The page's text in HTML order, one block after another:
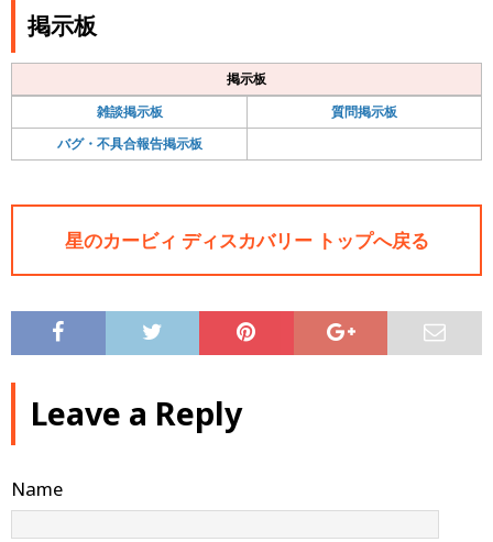
掲示板
掲示板
雑談掲示板
質問掲示板
バグ・不具合報告掲示板
星のカービィ ディスカバリー トップへ戻る
Leave a Reply
Name